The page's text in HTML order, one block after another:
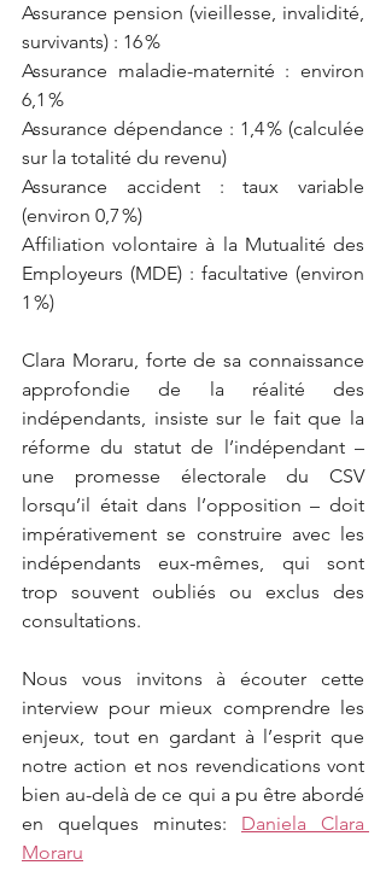
Assurance pension (vieillesse, invalidité,
survivants) : 16 %
Assurance maladie-maternité : environ
6,1 %
Assurance dépendance : 1,4 % (calculée
sur la totalité du revenu)
Assurance accident : taux variable
(environ 0,7 %)
Affiliation volontaire à la Mutualité des
Employeurs (MDE) : facultative (environ
1 %)
Clara Moraru, forte de sa connaissance
approfondie de la réalité des
indépendants, insiste sur le fait que la
réforme du statut de l’indépendant –
une promesse électorale du CSV
lorsqu’il était dans l’opposition – doit
impérativement se construire avec les
indépendants eux-mêmes, qui sont
trop souvent oubliés ou exclus des
consultations.
Nous vous invitons à écouter cette
interview pour mieux comprendre les
enjeux, tout en gardant à l’esprit que
notre action et nos revendications vont
bien au-delà de ce qui a pu être abordé
en quelques minutes: Daniela Clara
Moraru